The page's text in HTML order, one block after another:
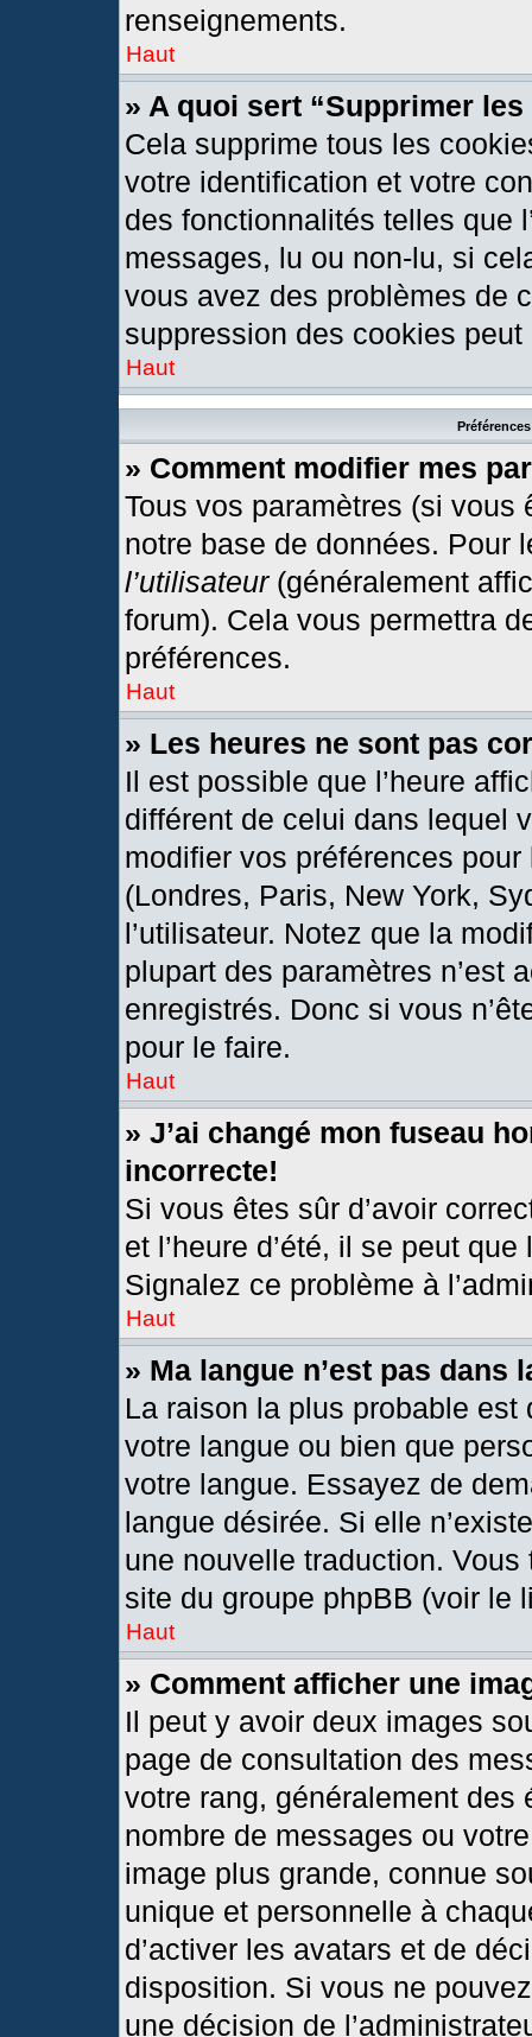
renseignements.
Haut
» A quoi sert “Supprimer
Cela supprime tous les
votre identification et votre
des fonctionnalités telles que
messages, lu ou non-lu, si
vous avez des problèmes de
suppression des cookies peut
Haut
» Comment modifier mes
Tous vos paramètres (si
notre base de données. Pour
l’utilisateur(généralement
forum). Cela vous permettra
préférences.
Haut
» Les heures ne sont pas
Il est possible que l’heure
différent de celui dans lequel
modifier vos préférences
(Londres, Paris, New York,
l’utilisateur. Notez que la
plupart des paramètres n’est
enregistrés. Donc si vous
pour le faire.
Haut
» J’ai changé mon fuseau
incorrecte!
Si vous êtes sûr d’avoir
et l’heure d’été, il se peut
Signalez ce problème à
Haut
» Ma langue n’est pas dans
La raison la plus probable est
votre langue ou bien que
votre langue. Essayez de
langue désirée. Si elle
une nouvelle traduction.
site du groupe phpBB (voir le
Haut
» Comment afficher une
Il peut y avoir deux images
page de consultation des
votre rang, généralement
nombre de messages ou
image plus grande, connue
unique et personnelle à
d’activer les avatars et de
disposition. Si vous ne
une décision de